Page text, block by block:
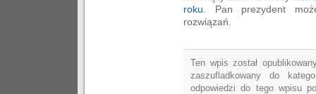
roku . Pan prezydent
rozwiązań.
Ten wpis został
zaszufladkowany do
odpowiedzi do tego wpisu